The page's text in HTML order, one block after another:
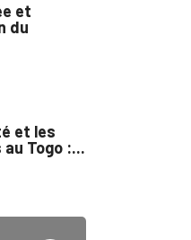
et
du
et les
Togo :...